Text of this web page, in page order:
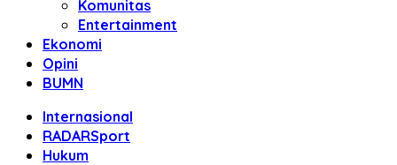
Komunitas
Entertainment
Ekonomi
Opini
BUMN
Internasional
RADARSport
Hukum